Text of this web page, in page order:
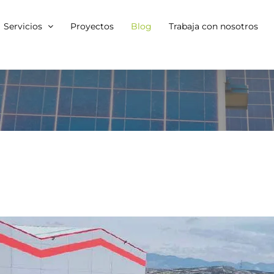
Servicios Proyectos Blog Trabaja con nosotros